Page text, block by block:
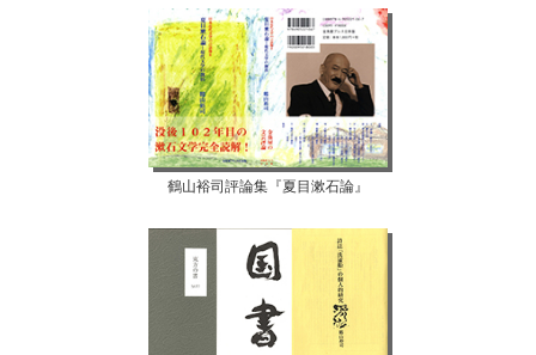
鶴山裕司評論集『夏目漱石論』